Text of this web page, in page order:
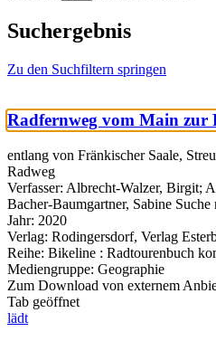
Suchergebnis
Zu den Suchfiltern springen
Radfernweg vom Main zur
entlang von Fränkischer Saale,
Radweg
Verfasser: Albrecht-Walzer, Birgit;
Bacher-Baumgartner, Sabine Suche
Jahr: 2020
Verlag: Rodingersdorf, Verlag
Reihe: Bikeline : Radtourenbuch
Mediengruppe: Geographie
Zum Download von externem
Tab geöffnet
lädt